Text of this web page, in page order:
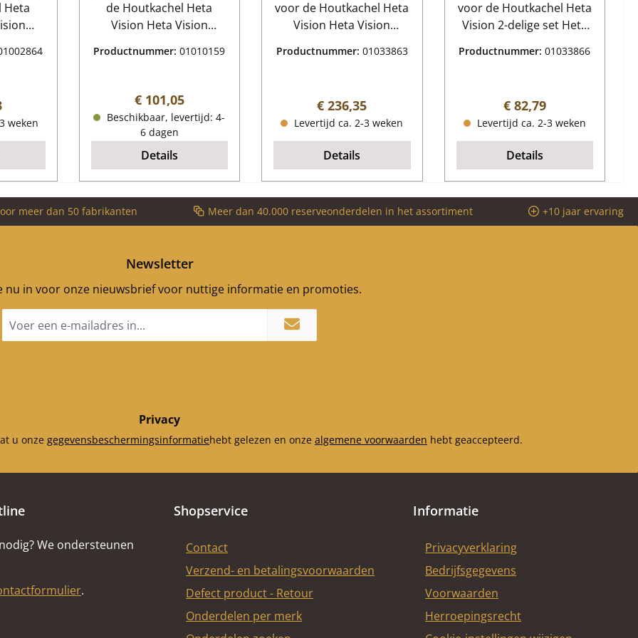
Heta
Vorm
weken
de Houtkachel Heta
Vision Heta Vision
rookafleider, deflector
mm x 367 mm x 25 mm
Materiaal Vermiculiet
Productnummer:01010159
Normale prijs:
€ 101,05
Beschikbaar, levertijd: 4-
6 dagen
Details
voor de Houtkachel Heta
Vision Heta Vision
Kerngegevens: 4 stukken
Materiaal vermiculiet
Zijsteen links (265 x
105/350 x 25 mm),
zijsteen rechts (265 x
105/350 x 25 mm)
Achterste muur steen
(367 x 250 x 25 mm)
Spanningsomleiding (367
Productnummer: 01033863
Normale prijs:
€ 236,35
Levertijd ca. 2-3 weken
Details
voor de Houtkachel Heta
Vision 2-delige set Heta
Kerngegevens: Lengte
Leveringsomvang 1 stuk
Productnummer:01033866
Normale prijs:
€ 82,79
Levertijd ca. 2-3 weken
Details
meer dan 50 fabrikanten Meer dan 40.000 reserveonderdelen in het assortiment +10 jaar ervaring
Newsletter
nu in voor onze nieuwsbrief voor nuttige informatie en promoties.
mailadres
Privacy
u onze gegevensbeschermingsinformatiehebt gelezen en onze algemene voorwaarden hebt geaccepteerd.
We ondersteunen
.
Shopservice
Contact
Verzend- en betalingsvoorwaarden
Defect product - Retour
Onderdelen per merk
Informatie
Privacyverklaring
Bedrijfsgegevens
Voorwaarden
Herroepingsrecht